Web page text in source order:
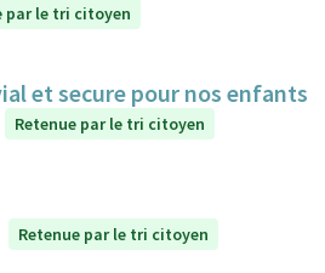
par le tri citoyen
et secure pour nos enfants
Retenue par le tri citoyen
Retenue par le tri citoyen